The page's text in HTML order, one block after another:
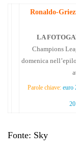
Ronaldo-
LA
Champions
domenica
Parole chiave: euro
Fonte: Sky